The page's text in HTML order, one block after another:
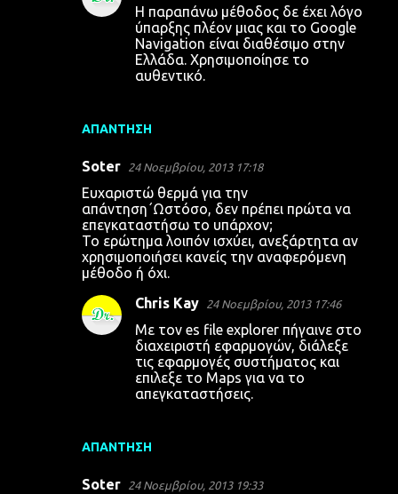
ΑΠΆΝΤΗΣΗ
Η παραπάνω μέθοδος δε έχει λόγο
ύπαρξης πλέον μιας και το Google
Navigation είναι διαθέσιμο στην
Ελλάδα. Χρησιμοποίησε το
αυθεντικό.
Soter 24 Νοεμβρίου, 2013 17:18
Ευχαριστώ θερμά για την
απάντηση΄Ωστόσο, δεν πρέπει πρώτα να
επεγκαταστήσω το υπάρχον;
Το ερώτημα λοιπόν ισχύει, ανεξάρτητα αν
χρησιμοποιήσει κανείς την αναφερόμενη
μέθοδο ή όχι.
ΑΠΆΝΤΗΣΗ
Chris Kay 24 Νοεμβρίου, 2013 17:46
Με τον es file explorer πήγαινε στο
διαχειριστή εφαρμογών, διάλεξε
τις εφαρμογές συστήματος και
επιλεξε το Maps για να το
απεγκαταστήσεις.
Soter 24 Νοεμβρίου, 2013 19:33